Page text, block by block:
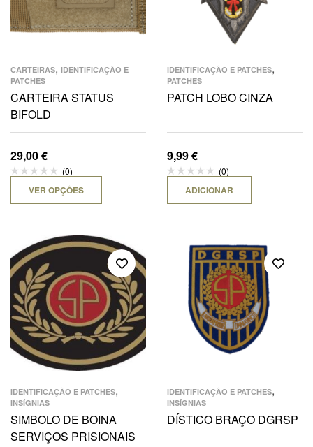
CARTEIRAS, IDENTIFICAÇÃO E
PATCHES
CARTEIRA STATUS
BIFOLD
29,00€
(0)
VER OPÇÕES
IDENTIFICAÇÃO E PATCHES,
PATCHES
PATCH LOBO CINZA
9,99€
(0)
ADICIONAR
IDENTIFICAÇÃO E PATCHES,
INSÍGNIAS
SIMBOLO DE BOINA
SERVIÇOS PRISIONAIS
IDENTIFICAÇÃO E PATCHES,
INSÍGNIAS
DÍSTICO BRAÇO DGRSP